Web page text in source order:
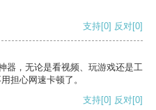
支持[0] 反对[0]
器，无论是看视频、玩游戏还是工
担心网速卡顿了。
支持[0] 反对[0]